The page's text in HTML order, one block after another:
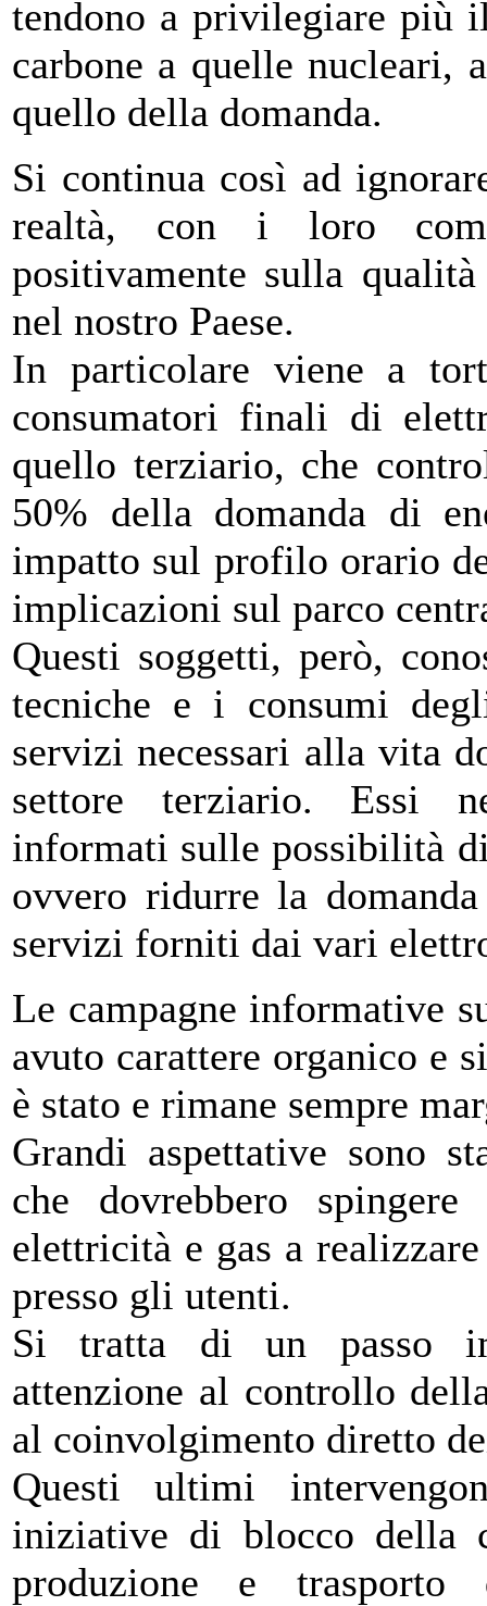
tendono a privilegiare più
carbone a quelle nucleari,
quello della domanda.
Si continua così ad
realtà, con i loro
positivamente sulla
nel nostro Paese.
In particolare viene a
consumatori finali di
quello terziario, che
50% della domanda di
impatto sul profilo orario
implicazioni sul parco
Questi soggetti, però,
tecniche e i consumi
servizi necessari alla vita
settore terziario. Essi
informati sulle possibilità
ovvero ridurre la
servizi forniti dai vari
Le campagne informative
avuto carattere organico e
è stato e rimane sempre
Grandi aspettative sono
che dovrebbero
elettricità e gas a
presso gli utenti.
Si tratta di un passo
attenzione al controllo
al coinvolgimento diretto
Questi ultimi
iniziative di blocco della
produzione e trasporto